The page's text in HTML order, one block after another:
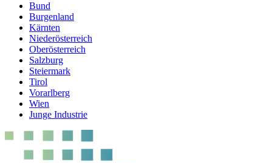
Bund
Burgenland
Kärnten
Niederösterreich
Oberösterreich
Salzburg
Steiermark
Tirol
Vorarlberg
Wien
Junge Industrie